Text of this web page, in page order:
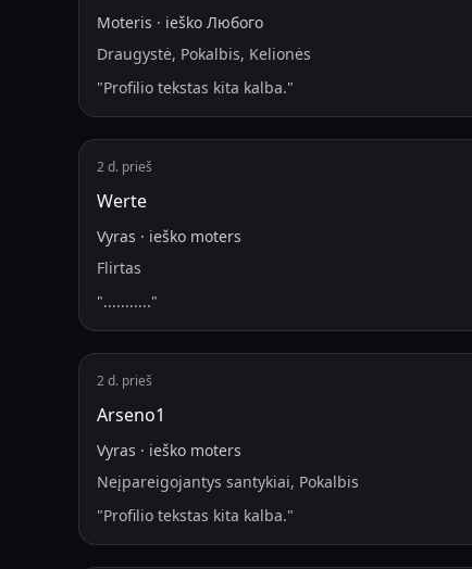
Moteris · ieško Любого
Draugystė, Pokalbis, Kelionės
"Profilio tekstas kita kalba."
2 d. prieš
Werte
Vyras · ieško moters
Flirtas
"..........."
2 d. prieš
Arseno1
Vyras · ieško moters
Neįpareigojantys santykiai, Pokalbis
"Profilio tekstas kita kalba."